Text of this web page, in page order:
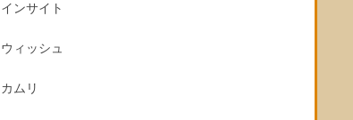
インサイト
ウィッシュ
カムリ